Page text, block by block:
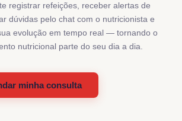
registrar refeições, receber alertas de
dúvidas pelo chat com o nutricionista e
evolução em tempo real — tornando o
nutricional parte do seu dia a dia.
minha consulta